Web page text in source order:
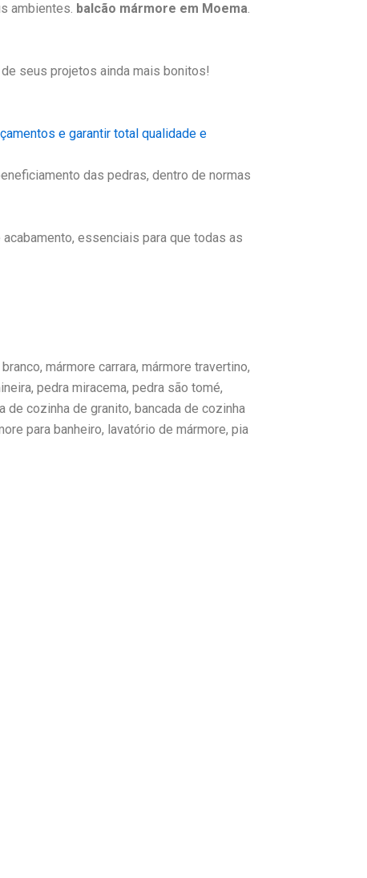
ambientes. balcão mármore em Moema.
seus projetos ainda mais bonitos!
e garantir total qualidade e
das pedras, dentro de normas
essenciais para que todas as
mármore carrara, mármore travertino,
pedra miracema, pedra são tomé,
cozinha de granito, bancada de cozinha
para banheiro, lavatório de mármore, pia